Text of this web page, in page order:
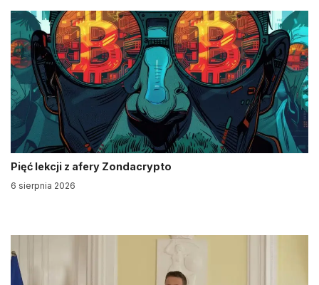
Pięć lekcji z afery Zondacrypto
6 sierpnia 2026